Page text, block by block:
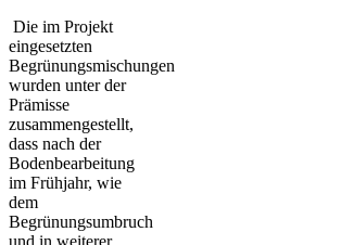
Die im Projekt
eingesetzten
Begrünungsmischungen
wurden unter der
Prämisse
zusammengestellt,
dass nach der
Bodenbearbeitung
im Frühjahr, wie
dem
Begrünungsumbruch
und in weiterer